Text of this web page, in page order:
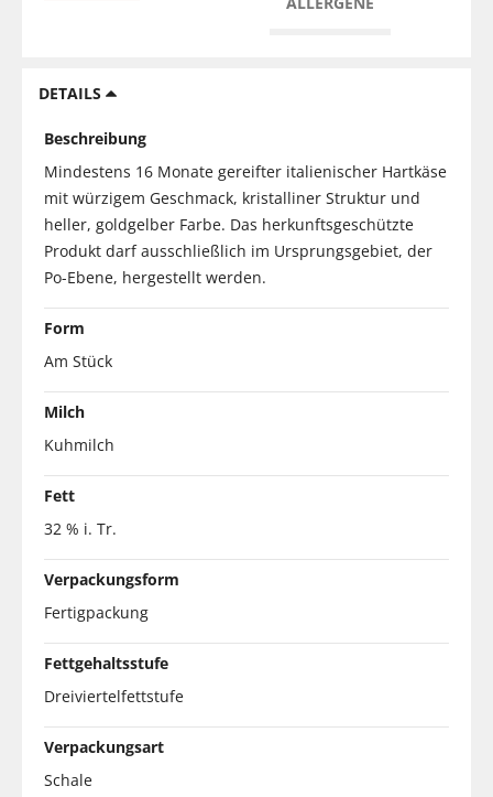
DETAILS
Beschreibung
Mindestens 16 Monate gereifter italienischer Hartkäse
mit würzigem Geschmack, kristalliner Struktur und
heller, goldgelber Farbe. Das herkunftsgeschützte
Produkt darf ausschließlich im Ursprungsgebiet, der
Po-Ebene, hergestellt werden.
Form
Am Stück
Milch
Kuhmilch
Fett
32 % i. Tr.
Verpackungsform
Fertigpackung
Fettgehaltsstufe
Dreiviertelfettstufe
Verpackungsart
Schale